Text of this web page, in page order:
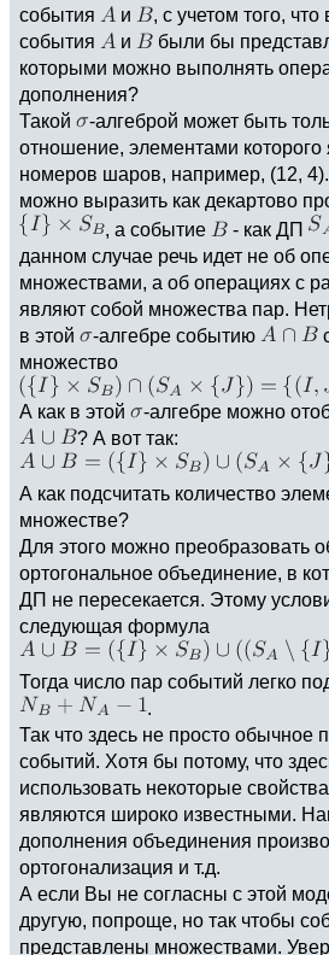
события
и , с учетом того, что
события
и
были бы
которыми можно выполнять
дополнения?
Такой
-алгеброй может быть
отношение, элементами
номеров шаров, например, (12,
можно выразить как декартово
, а событие
- как ДП
данном случае речь идет не об
множествами, а об операциях с
являют собой множества пар.
в этой
-алгебре событию
множество
А как в этой
-алгебре можно
? А вот так:
А как подсчитать количество
множестве?
Для этого можно преобразовать
ортогональное объединение, в
ДП не пересекается. Этому
следующая формула
Тогда число пар событий легко
.
Так что здесь не просто обычное
событий. Хотя бы потому, что
использовать некоторые
являются широко известными.
дополнения объединения
ортогонализация и т.д.
А если Вы не согласны с этой
другую, попроще, но так чтобы
представлены множествами.